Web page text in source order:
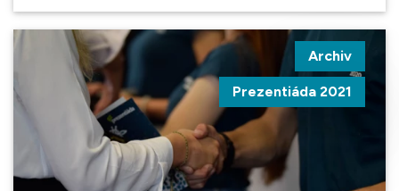
Archiv
Prezentiáda 2021